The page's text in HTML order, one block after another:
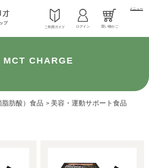
ご利用ガイド ログイン 買い物かご
メニュー
MCT CHARGE
肪酸）食品 > 美容・運動サポート食品